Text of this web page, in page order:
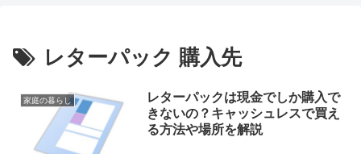
レターパック 購入先
家庭の暮らし
レターパックは現金でしか購入で
きないの？キャッシュレスで買え
る方法や場所を解説